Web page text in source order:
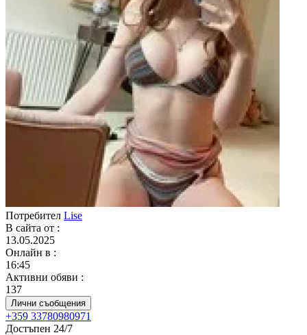
Потребител Lise
В сайта от :
13.05.2025
Онлайн в :
16:45
Активни обяви :
137
Лични съобщения
+359 33780980971
Достъпен 24/7